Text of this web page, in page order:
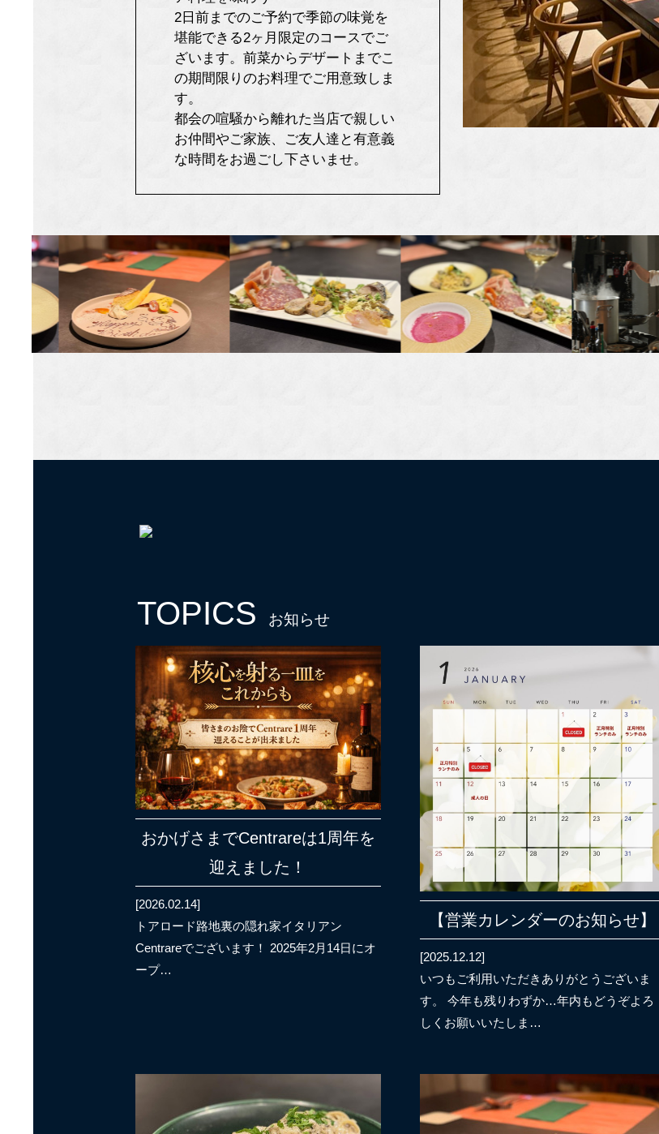
2日前までのご予約で季節の味覚を
堪能できる2ヶ月限定のコースでご
ざいます。前菜からデザートまでこ
の期間限りのお料理でご用意致しま
す。
都会の喧騒から離れた当店で親しい
お仲間やご家族、ご友人達と有意義
な時間をお過ごし下さいませ。
TOPICS お知らせ
おかげさまでCentrareは1周年を
迎えました！
[2026.02.14]
トアロード路地裏の隠れ家イタリアン
Centrareでございます！ 2025年2月14日にオ
ープ…
【営業カレンダーのお知らせ】
[2025.12.12]
いつもご利用いただきありがとうございま
す。 今年も残りわずか…年内もどうぞよろ
しくお願いいたしま…